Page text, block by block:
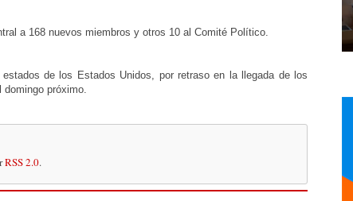
a 168 nuevos miembros y otros 10 al Comité Político.
de los Estados Unidos, por retraso en la llegada de los
domingo próximo.
RSS 2.0.